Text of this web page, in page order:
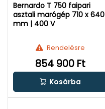
Bernardo T 750 faipari
asztali marógép 710 x 640
mm | 400 V
Rendelésre
854 900 Ft
Kosárba